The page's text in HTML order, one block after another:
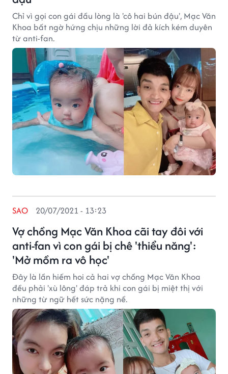
Chỉ vì gọi con gái đầu lòng là 'cô hai bún đậu', Mạc Văn
Khoa bất ngờ hứng chịu những lời đả kích kém duyên
từ anti-fan.
Vợ chồng Mạc Văn Khoa cãi tay đôi với
anti-fan vì con gái bị chê 'thiểu năng':
'Mở mồm ra vô học'
SAO 20/07/2021 - 13:23
Đây là lần hiếm hoi cả hai vợ chồng Mạc Văn Khoa
đều phải 'xù lông' đáp trả khi con gái bị miệt thị với
những từ ngữ hết sức nặng nề.